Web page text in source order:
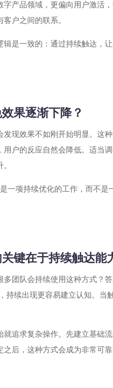
字产品领域，更偏向用户激活
户之间的联系。
辑是一致的：通过持续触达，
果逐渐下降？
发现效果不如刚开始明显。这
用户的反应自然会降低。适当
一项持续优化的工作，而不是
键在于持续触达能
多团队会持续使用这种方式？
持续出现更容易建立认知。
就追求复杂操作。先建立基础
之后，这种方式会成为非常可